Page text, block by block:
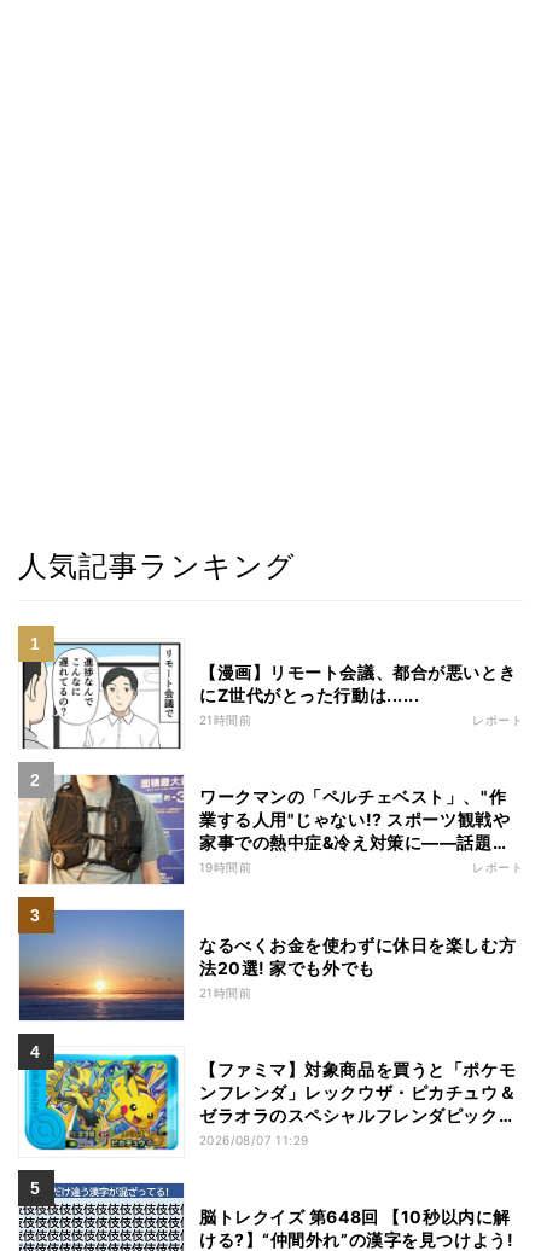
人気記事ランキング
【漫画】リモート会議、都合が悪いとき
にZ世代がとった行動は......
21時間前 レポート
ワークマンの「ペルチェベスト」、"作
業する人用"じゃない!? スポーツ観戦や
家事での熱中症&冷え対策に――話題の
商品を徹底検証
19時間前 レポート
なるべくお金を使わずに休日を楽しむ方
法20選! 家でも外でも
21時間前
【ファミマ】対象商品を買うと「ポケモ
ンフレンダ」レックウザ・ピカチュウ＆
ゼラオラのスペシャルフレンダピックが
もらえるキャンペーン
2026/08/07 11:29
脳トレクイズ 第648回 【10秒以内に解
ける?】“仲間外れ”の漢字を見つけよう!